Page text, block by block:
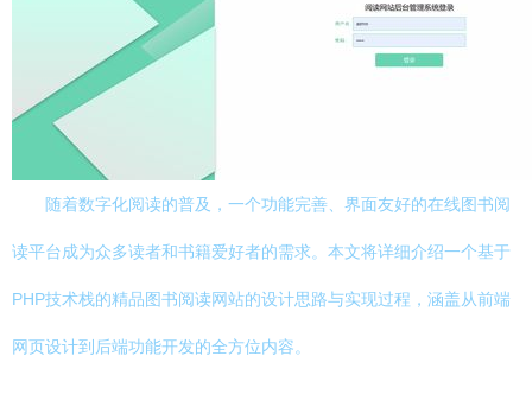
随着数字化阅读的普及，一个功能完善、界面友好的在线图书阅
读平台成为众多读者和书籍爱好者的需求。本文将详细介绍一个基于
PHP技术栈的精品图书阅读网站的设计思路与实现过程，涵盖从前端
网页设计到后端功能开发的全方位内容。